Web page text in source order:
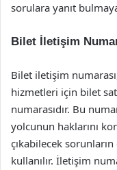
sorulara yanıt
Bilet İletişim
Bilet iletişim
hizmetleri için bilet
numarasıdır. Bu
yolcunun haklarını
çıkabilecek
kullanılır. İletişim